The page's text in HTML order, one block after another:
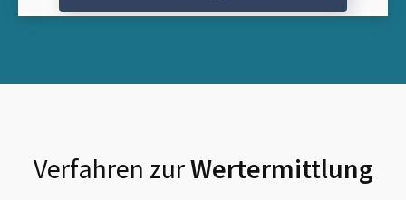
Verfahren zurWertermittlung